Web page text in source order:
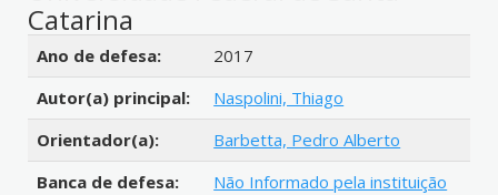
Catarina
Detalhes bibliográficos
Ano de defesa:
2017
Autor(a) principal:
Naspolini, Thiago
Orientador(a):
Barbetta, Pedro Alberto
Banca de defesa:
Não Informado pela instituição